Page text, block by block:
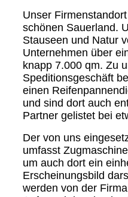
Unser
schönen Sauerland.
Stauseen und Natur
Unternehmen über
knapp 7.000 qm. Zu
Speditionsgeschäft
einen
und sind dort auch
Partner gelistet bei
Der von uns
umfasst
um auch dort ein
Erscheinungsbild
werden von der